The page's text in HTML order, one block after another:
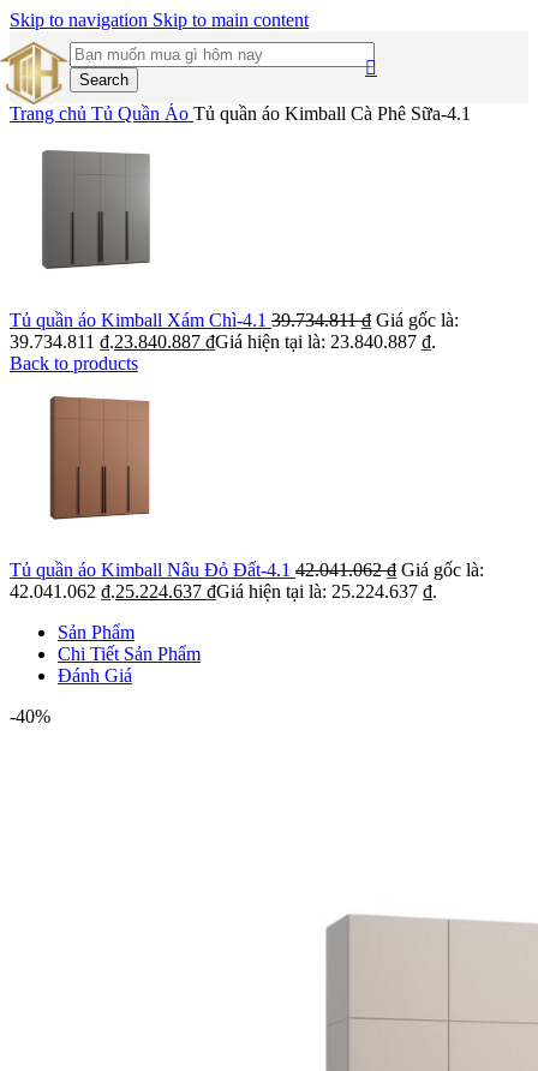
Skip to navigation Skip to main content
Search
Trang chủ Tủ Quần Áo Tủ quần áo Kimball Cà Phê Sữa-4.1
Tủ quần áo Kimball Xám Chì-4.1 39.734.811₫ Giá gốc là:
39.734.811 ₫.23.840.887 ₫Giá hiện tại là: 23.840.887 ₫.
Back to products
Tủ quần áo Kimball Nâu Đỏ Đất-4.1 42.041.062₫ Giá gốc là:
42.041.062 ₫.25.224.637 ₫Giá hiện tại là: 25.224.637 ₫.
Sản Phẩm
Chi Tiết Sản Phẩm
Đánh Giá
-40%